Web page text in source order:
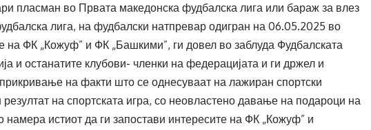
пласман во Првата македонска фудбалска лига или бараж за влез
лига, на фудбалски натпревар одигран на 06.05.2025 во
на ФК „Кожуф” и ФК „Башкими”, ги довел во заблуда Фудбалската
и останатите клубови- членки на федерацијата и ги држел и
на факти што се однесуваат на лажиран спортски
на спортската игра, со неовластено давање на подароци на
намера истиот да ги запостави интересите на ФК „Кожуф” и